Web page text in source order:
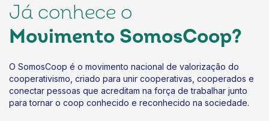
Eventos
04/08/2026
Sistema OCB e Coprel alinham ações para fortalecer
telecom
Eventos
Sistema OCB debate o futuro do coop em encontro
da Unicred União
Já conhece o
Movimento SomosCoop?
O SomosCoop é o movimento nacional de valorização do
cooperativismo, criado para unir cooperativas, cooperados e
conectar pessoas que acreditam na força de trabalhar junto
para tornar o coop conhecido e reconhecido na sociedade.